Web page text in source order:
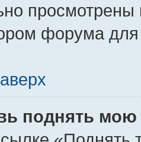
форума
поднять мою